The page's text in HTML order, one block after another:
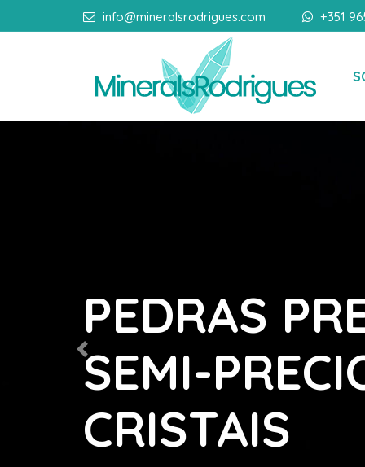
info@mineralsrodrigues.com +351
Previous